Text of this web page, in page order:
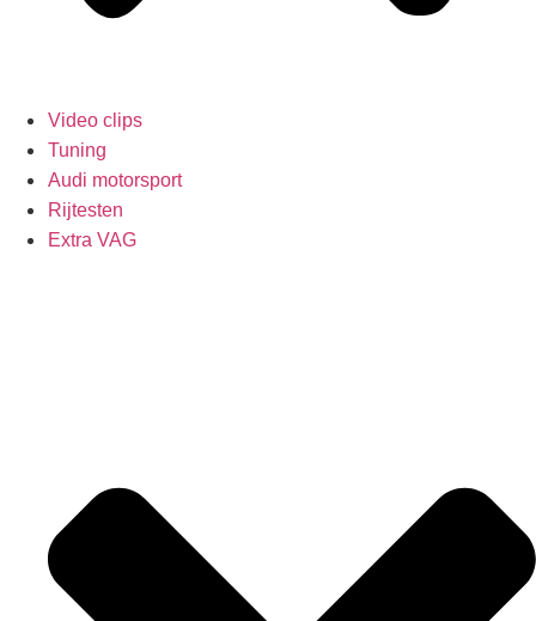
Video clips
Tuning
Audi motorsport
Rijtesten
Extra VAG